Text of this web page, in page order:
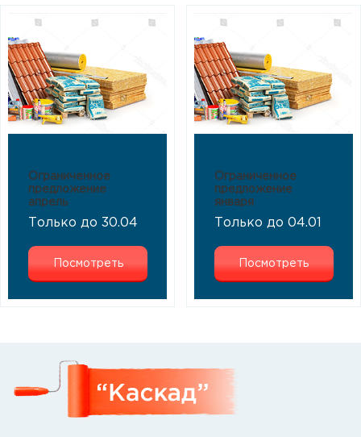
Ограниченное
предложение
апрель
Только до 30.04
Посмотреть
Ограниченное
предложение
января
Только до 04.01
Посмотреть